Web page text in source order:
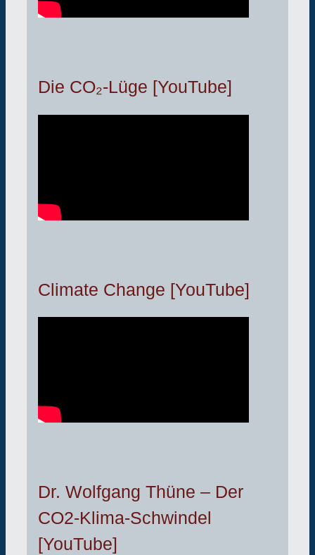
Die CO₂-Lüge [YouTube]
Climate Change [YouTube]
Dr. Wolfgang Thüne – Der
CO2-Klima-Schwindel
[YouTube]